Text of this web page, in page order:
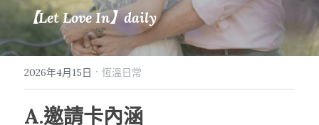
好人卡計畫
🏷️好人卡「給予祝福」
😍性愛玩樂
😄親密連結
💔總是愛錯人【專欄】
💖讓操控失效【專欄】
💡品牌流程設計
🖥️7天網站架設
關於我
😱我是阿綸
📝所有文章
【Let Love In】daily
2026年4月15日 · 恆溫日常
A.邀請卡內涵